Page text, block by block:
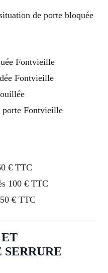
de porte bloquée
Fontvieille
Fontvieille
porte Fontvieille
€ TTC
100 € TTC
€ TTC